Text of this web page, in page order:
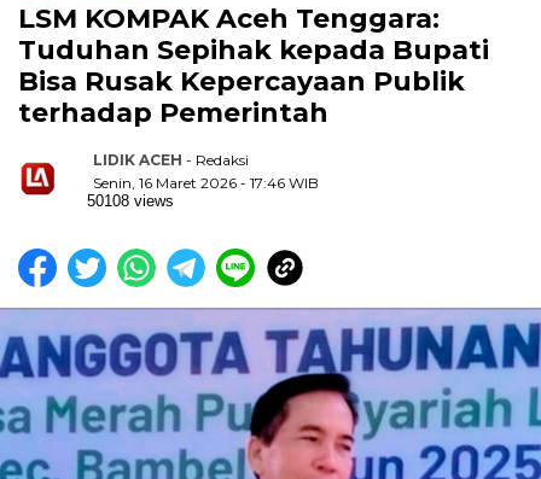
LSM KOMPAK Aceh Tenggara:
Tuduhan Sepihak kepada Bupati
Bisa Rusak Kepercayaan Publik
terhadap Pemerintah
LIDIK ACEH - Redaksi
Senin, 16 Maret 2026 - 17:46 WIB
50108 views